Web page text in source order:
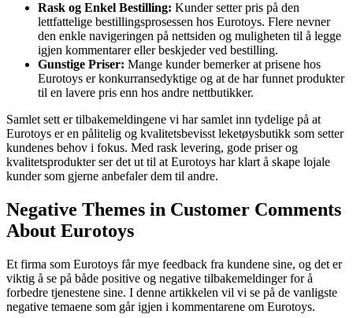
Rask og Enkel Bestilling: Kunder setter pris på den
lettfattelige bestillingsprosessen hos Eurotoys. Flere nevner
den enkle navigeringen på nettsiden og muligheten til å legge
igjen kommentarer eller beskjeder ved bestilling.
Gunstige Priser: Mange kunder bemerker at prisene hos
Eurotoys er konkurransedyktige og at de har funnet produkter
til en lavere pris enn hos andre nettbutikker.
Samlet sett er tilbakemeldingene vi har samlet inn tydelige på at
Eurotoys er en pålitelig og kvalitetsbevisst leketøysbutikk som setter
kundenes behov i fokus. Med rask levering, gode priser og
kvalitetsprodukter ser det ut til at Eurotoys har klart å skape lojale
kunder som gjerne anbefaler dem til andre.
Negative Themes in Customer Comments
About Eurotoys
Et firma som Eurotoys får mye feedback fra kundene sine, og det er
viktig å se på både positive og negative tilbakemeldinger for å
forbedre tjenestene sine. I denne artikkelen vil vi se på de vanligste
negative temaene som går igjen i kommentarene om Eurotoys.